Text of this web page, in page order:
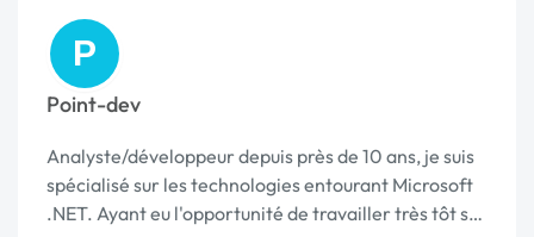
P
Point-dev
Analyste/développeur depuis près de 10 ans, je suis
spécialisé sur les technologies entourant Microsoft
.NET. Ayant eu l'opportunité de travailler très tôt sur